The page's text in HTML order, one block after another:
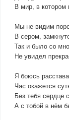
В мир, в котором
Мы не видим
В сером,
Так и было со
Не увидел
Я боюсь
Час окажется
Без тебя сердце
А с тобой в нём